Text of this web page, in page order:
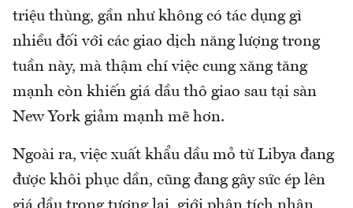
triệu thùng, gần như không có tác dụng gì
nhiều đối với các giao dịch năng lượng trong
tuần này, mà thậm chí việc cung xăng tăng
mạnh còn khiến giá dầu thô giao sau tại sàn
New York giảm mạnh mẽ hơn.
Ngoài ra, việc xuất khẩu dầu mỏ từ Libya đang
được khôi phục dần, cũng đang gây sức ép lên